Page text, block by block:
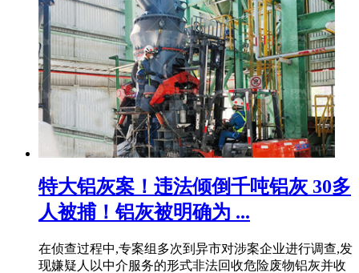
特大铝灰案！违法倾倒千吨铝灰 30多
人被捕！铝灰被明确为 ...
在侦查过程中,专案组多次到异市对涉案企业进行调查,发
现嫌疑人以中介服务的形式非法回收危险废物铝灰并收